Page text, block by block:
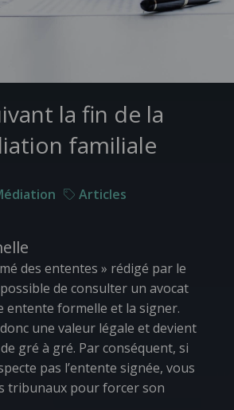
la fin de la
familiale
Articles
des ententes » rédigé par le
de consulter un avocat
entente formelle et la signer.
une valeur légale et devient
gré à gré. Par conséquent, si
pas l’entente signée, vous
tribunaux pour forcer son